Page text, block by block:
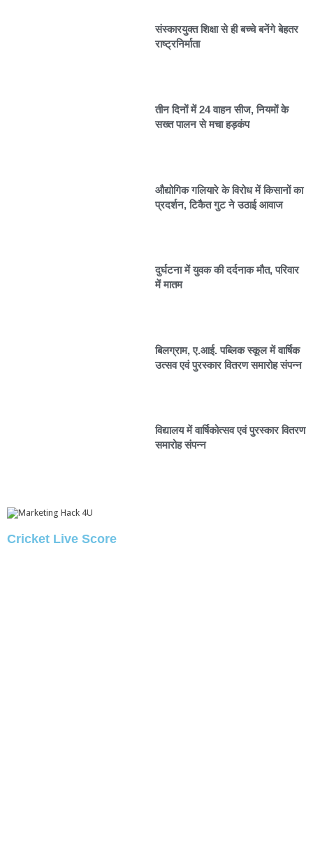
संस्कारयुक्त शिक्षा से ही बच्चे बनेंगे बेहतर
राष्ट्रनिर्माता
तीन दिनों में 24 वाहन सीज, नियमों के
सख्त पालन से मचा हड़कंप
औद्योगिक गलियारे के विरोध में किसानों का
प्रदर्शन, टिकैत गुट ने उठाई आवाज
दुर्घटना में युवक की दर्दनाक मौत, परिवार
में मातम
बिलग्राम, ए.आई. पब्लिक स्कूल में वार्षिक
उत्सव एवं पुरस्कार वितरण समारोह संपन्न
विद्यालय में वार्षिकोत्सव एवं पुरस्कार वितरण
समारोह संपन्न
Cricket Live Score